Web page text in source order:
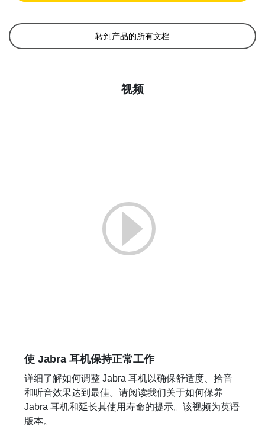
转到产品的所有文档
视频
使 Jabra 耳机保持正常工作
详细了解如何调整 Jabra 耳机以确保舒适度、拾音
和听音效果达到最佳。请阅读我们关于如何保养
Jabra 耳机和延长其使用寿命的提示。该视频为英语
版本。